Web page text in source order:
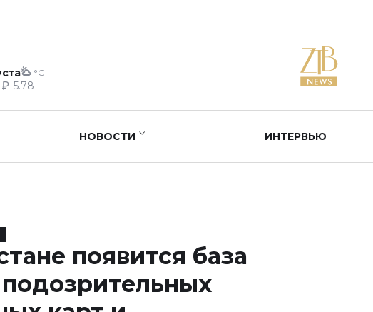
°C
5.78
НОВОСТИ ИНТЕРВЬЮ
появится база